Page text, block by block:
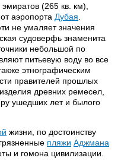
Riviera Hotel 4*
Royal Abjar 5*
Royal Empire 4*
Royal Mirage Arabian Court 5*
Royal Prince 1*
Royalton Hotel 3*
Royalton Plaza 4*
Sandras Inn 3*
Sands 3*
Marbella Resort 4*
Millenium 4*
Oceanic Hotel 4*
Radisson SAS 5*
Sharjah Carton Hotel 4*
Sharjah Grand Hotel 4*
Summer Land Motel 3*
(265 кв. км),
аэропорта Дубая
не умаляет значения
судоверфь знаменита
небольшой по
питьевую воду во все
этнографическим
правителей прошлых
древних ремесел,
ушедших лет и былого
жизни, по достоинству
пляжи Аджмана
и гомона цивилизации.